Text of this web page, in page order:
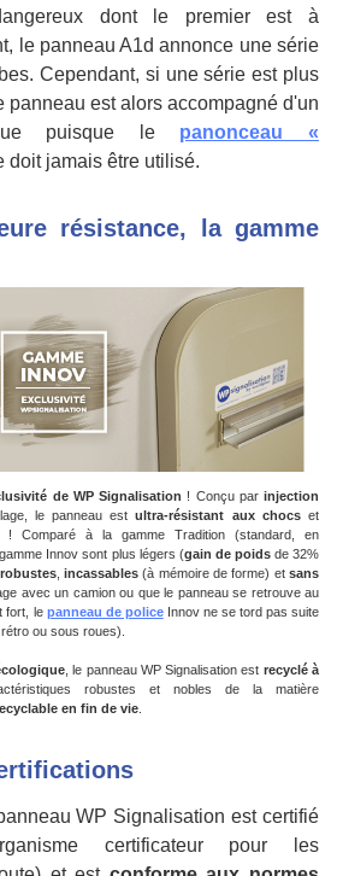
dont le premier est à
le panneau A1d annonce une série
Cependant, si une série est plus
panneau est alors accompagné d'un
puisque le panonceau «
doit jamais être utilisé.
résistance, la gamme
de WP Signalisation ! Conçu par injection
le panneau estultra-résistant aux chocset
! Comparé à la gamme Tradition (standard, en
Innov sont plus légers (gain de poidsde 32%
robustes,incassables (à mémoire de forme) etsans
avec un camion ou que le panneau se retrouve au
fort, le panneau de policeInnov ne se tord pas suite
ou sous roues).
, le panneau WP Signalisation est recyclé à
robustes et nobles de la matière
en fin de vie
WP Signalisation est certifié
certificateur pour les